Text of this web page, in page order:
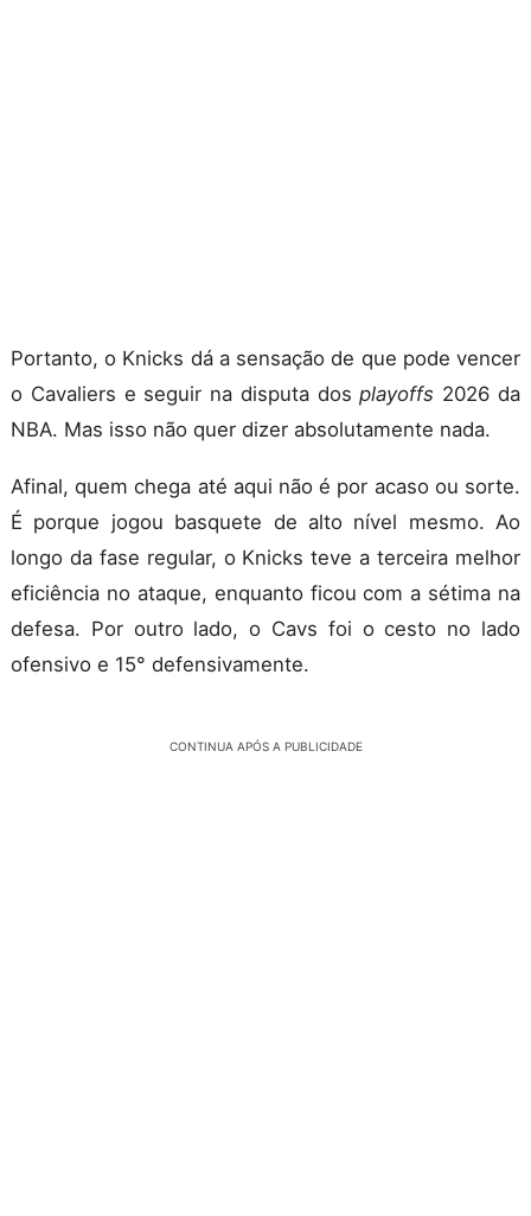
Portanto, o Knicks dá a sensação de que pode vencer
o Cavaliers e seguir na disputa dosplayoffs 2026 da
NBA. Mas isso não quer dizer absolutamente nada.
Afinal, quem chega até aqui não é por acaso ou sorte.
É porque jogou basquete de alto nível mesmo. Ao
longo da fase regular, o Knicks teve a terceira melhor
eficiência no ataque, enquanto ficou com a sétima na
defesa. Por outro lado, o Cavs foi o cesto no lado
ofensivo e 15° defensivamente.
CONTINUA APÓS A PUBLICIDADE